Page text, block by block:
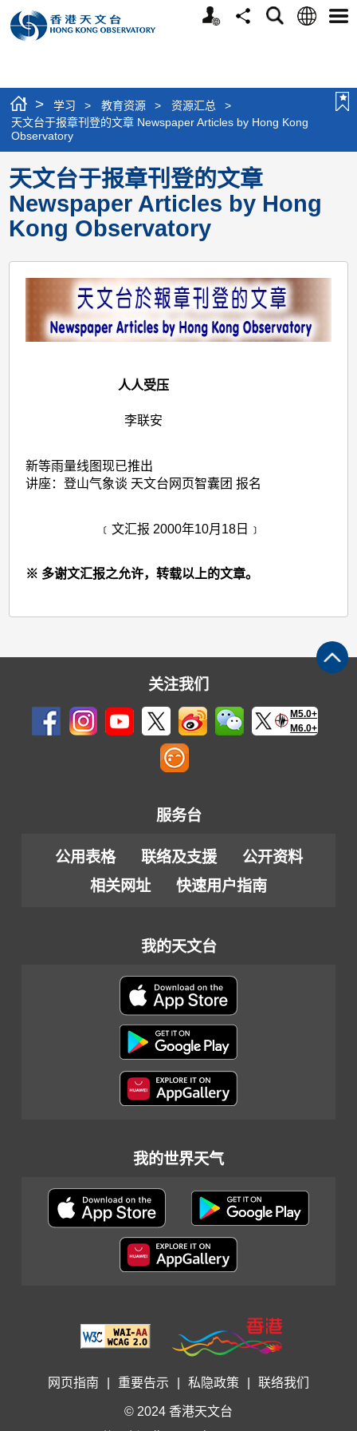
个
分
搜
语
选
> 学习 > 教育资源 > 资源汇总
>
天文台于报章刊登的文章 Newspaper Articles by Hong Kong
Observatory
天文台于报章刊登的文章
Newspaper Articles by Hong
Kong Observatory
人人受压
李联安
新等雨量线图现已推出
讲座：登山气象谈 天文台网页智囊团 报名
﹝文汇报 2000年10月18日﹞
※ 多谢文汇报之允许，转载以上的文章。
关注我们
M5.0+
M6.0+
服务台
公用表格 联络及支援
公开资料
相关网址
快速用户指南
我的天文台
我的世界天气
网页指南 重要告示 私隐政策 联络我们
© 2024 香港天文台